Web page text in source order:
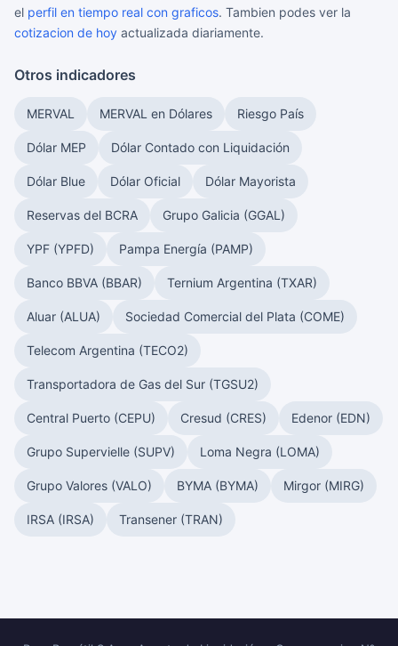
el perfil en tiempo real con graficos. Tambien podes ver la
cotizacion de hoy actualizada diariamente.
Otros indicadores
MERVAL MERVAL en Dólares Riesgo País
Dólar MEP Dólar Contado con Liquidación
Dólar Blue Dólar Oficial Dólar Mayorista
Reservas del BCRA Grupo Galicia (GGAL)
YPF (YPFD) Pampa Energía (PAMP)
Banco BBVA (BBAR) Ternium Argentina (TXAR)
Aluar (ALUA) Sociedad Comercial del Plata (COME)
Telecom Argentina (TECO2)
Transportadora de Gas del Sur (TGSU2)
Central Puerto (CEPU) Cresud (CRES) Edenor (EDN)
Grupo Supervielle (SUPV) Loma Negra (LOMA)
Grupo Valores (VALO) BYMA (BYMA) Mirgor (MIRG)
IRSA (IRSA) Transener (TRAN)